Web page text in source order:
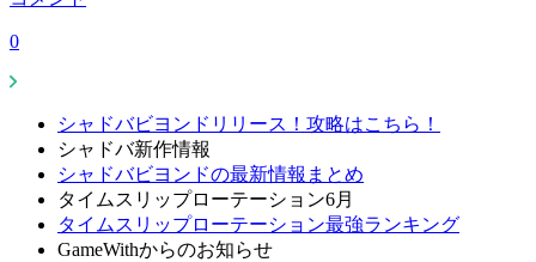
0
シャドバビヨンドリリース！攻略はこちら！
シャドバ新作情報
シャドバビヨンドの最新情報まとめ
タイムスリップローテーション6月
タイムスリップローテーション最強ランキング
GameWithからのお知らせ